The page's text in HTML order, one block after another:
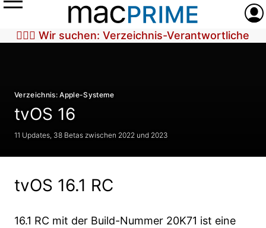
Menü
🕵🏼‍♀️ Wir suchen: Verzeichnis-Verantwortliche
Verzeichnis: Apple-Systeme
tvOS 16
11 Updates, 38 Betas zwischen 2022 und 2023
tvOS 16.1 RC
16.1 RC mit der Build-Nummer 20K71 ist eine